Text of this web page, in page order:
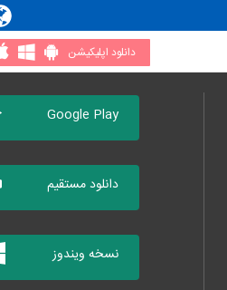
دانلود اپلیکیشن
Google Play
دانلود مستقیم
نسخه ویندوز